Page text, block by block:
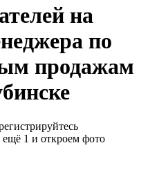
на
по
продажам
1 и откроем фото